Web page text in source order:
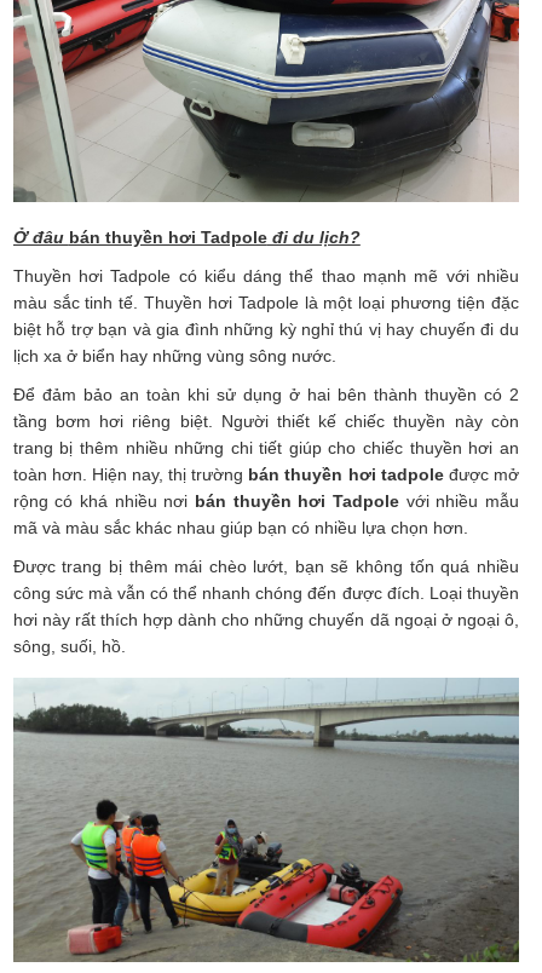
Ở đâu bán thuyền hơi Tadpoleđi du lịch?
Thuyền hơi Tadpole có kiểu dáng thể thao mạnh mẽ với nhiều
màu sắc tinh tế. Thuyền hơi Tadpole là một loại phương tiện đặc
biệt hỗ trợ bạn và gia đình những kỳ nghỉ thú vị hay chuyến đi du
lịch xa ở biển hay những vùng sông nước.
Để đảm bảo an toàn khi sử dụng ở hai bên thành thuyền có 2
tầng bơm hơi riêng biệt. Người thiết kế chiếc thuyền này còn
trang bị thêm nhiều những chi tiết giúp cho chiếc thuyền hơi an
toàn hơn. Hiện nay, thị trường bán thuyền hơi tadpoleđược mở
rộng có khá nhiều nơi bán thuyền hơi Tadpole với nhiều mẫu
mã và màu sắc khác nhau giúp bạn có nhiều lựa chọn hơn.
Được trang bị thêm mái chèo lướt, bạn sẽ không tốn quá nhiều
công sức mà vẫn có thể nhanh chóng đến được đích. Loại thuyền
hơi này rất thích hợp dành cho những chuyến dã ngoại ở ngoại ô,
sông, suối, hồ.